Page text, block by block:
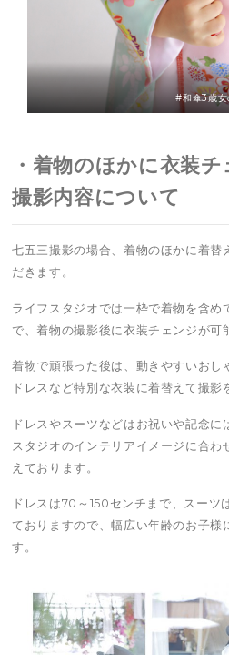
#和傘3歳女
・着物のほかに衣装
撮影内容について
七五三撮影の場合、着物のほかに着替
だきます。
ライフスタジオでは一枠で着物を含
で、着物の撮影後に衣装チェンジが可
着物で頑張った後は、動きやすいおし
ドレスなど特別な衣装に着替えて撮影
ドレスやスーツなどはお祝いや記念に
スタジオのインテリアイメージに合
えております。
ドレスは70～150センチまで、スーツ
ておりますので、幅広い年齢のお子様
す。